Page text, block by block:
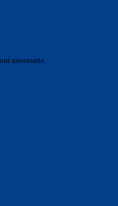
necessarie.